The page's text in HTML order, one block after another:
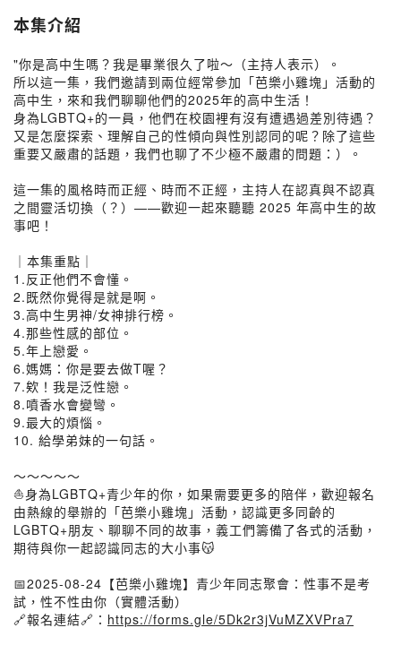
本集介紹
"你是高中生嗎？我是畢業很久了啦～（主持人表示）。
所以這一集，我們邀請到兩位經常參加「芭樂小雞塊」活動的
高中生，來和我們聊聊他們的2025年的高中生活！
身為LGBTQ+的一員，他們在校園裡有沒有遭遇過差別待遇？
又是怎麼探索、理解自己的性傾向與性別認同的呢？除了這些
重要又嚴肅的話題，我們也聊了不少極不嚴肅的問題：）。
這一集的風格時而正經、時而不正經，主持人在認真與不認真
之間靈活切換（？）——歡迎一起來聽聽 2025 年高中生的故
事吧！
｜本集重點｜
1.反正他們不會懂。
2.既然你覺得是就是啊。
3.高中生男神/女神排行榜。
4.那些性感的部位。
5.年上戀愛。
6.媽媽：你是要去做T喔？
7.欸！我是泛性戀。
8.噴香水會變彎。
9.最大的煩惱。
10. 給學弟妹的一句話。
～～～～～
⛵️身為LGBTQ+青少年的你，如果需要更多的陪伴，歡迎報名
由熱線的舉辦的「芭樂小雞塊」活動，認識更多同齡的
LGBTQ+朋友、聊聊不同的故事，義工們籌備了各式的活動，
期待與你一起認識同志的大小事😽
📅2025-08-24【芭樂小雞塊】青少年同志聚會：性事不是考
試，性不性由你（實體活動）
🔗報名連結🔗： https://forms.gle/5Dk2r3jVuMZXVPra7